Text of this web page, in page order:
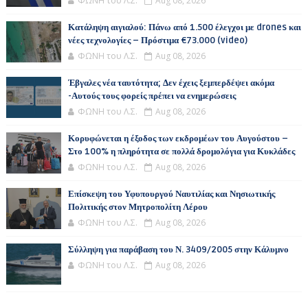
Κατάληψη αιγιαλού: Πάνω από 1.500 έλεγχοι με drones και
νέες τεχνολογίες – Πρόστιμα €73.000 (video)
ΦΩΝΗ του Λ.Σ. Aug 08, 2026
Έβγαλες νέα ταυτότητα; Δεν έχεις ξεμπερδέψει ακόμα
-Αυτούς τους φορείς πρέπει να ενημερώσεις
ΦΩΝΗ του Λ.Σ. Aug 08, 2026
Κορυφώνεται η έξοδος των εκδρομέων του Αυγούστου –
Στο 100% η πληρότητα σε πολλά δρομολόγια για Κυκλάδες
ΦΩΝΗ του Λ.Σ. Aug 08, 2026
Επίσκεψη του Υφυπουργού Ναυτιλίας και Νησιωτικής
Πολιτικής στον Μητροπολίτη Λέρου
ΦΩΝΗ του Λ.Σ. Aug 08, 2026
Σύλληψη για παράβαση του Ν. 3409/2005 στην Κάλυμνο
ΦΩΝΗ του Λ.Σ. Aug 08, 2026